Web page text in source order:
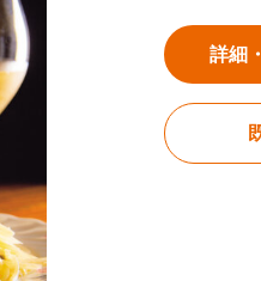
詳細